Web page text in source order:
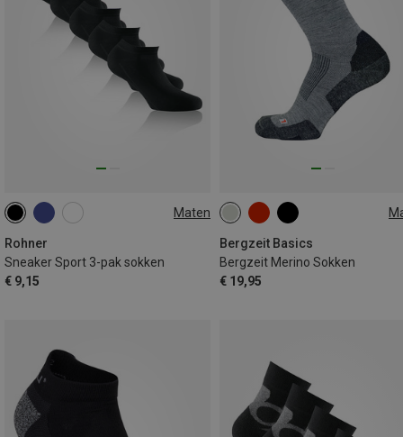
Maten
Rohner
Sneaker Sport 3-pak sokken
€ 9,15
35|36|37|38
43|44|45|46
Bergzeit Basics
Bergzeit Merino Sokken
€ 19,95
36|37|38
45|46|47